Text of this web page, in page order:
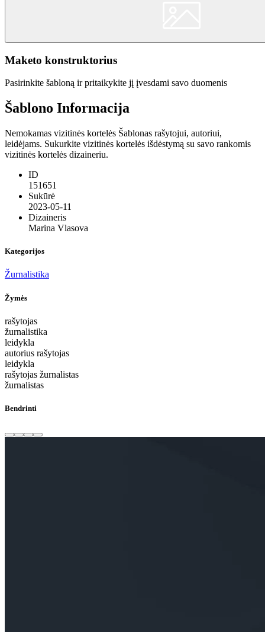
Maketo konstruktorius
Pasirinkite šabloną ir pritaikykite jį įvesdami savo duomenis
Šablono Informacija
Nemokamas vizitinės kortelės Šablonas rašytojui, autoriui,
leidėjams. Sukurkite vizitinės kortelės išdėstymą su savo rankomis
vizitinės kortelės dizaineriu.
ID
151651
Sukūrė
2023-05-11
Dizaineris
Marina Vlasova
Kategorijos
Žurnalistika
Žymės
rašytojas
žurnalistika
leidykla
autorius rašytojas
leidykla
rašytojas žurnalistas
žurnalistas
Bendrinti